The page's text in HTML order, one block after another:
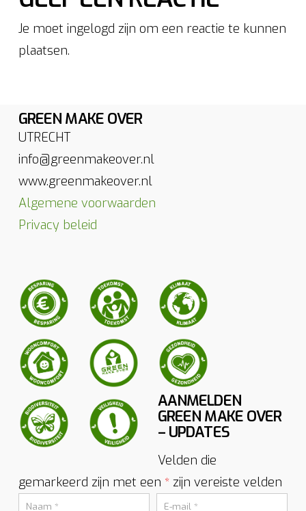
Je moet ingelogd zijn om een reactie te kunnen
plaatsen.
GREEN MAKE OVER
UTRECHT
info@greenmakeover.nl
www.greenmakeover.nl
Algemene voorwaarden
Privacy beleid
AANMELDEN
GREEN MAKE OVER
– UPDATES
Velden die
gemarkeerd zijn met een *zijn vereiste velden